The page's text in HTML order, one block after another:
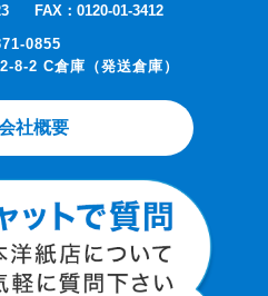
FAX：0120-01-3412
0855
8-2 C倉庫（発送倉庫）
社概要